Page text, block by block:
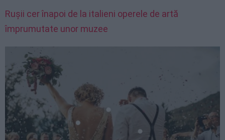
Rușii cer înapoi de la italieni operele de artă
împrumutate unor muzee